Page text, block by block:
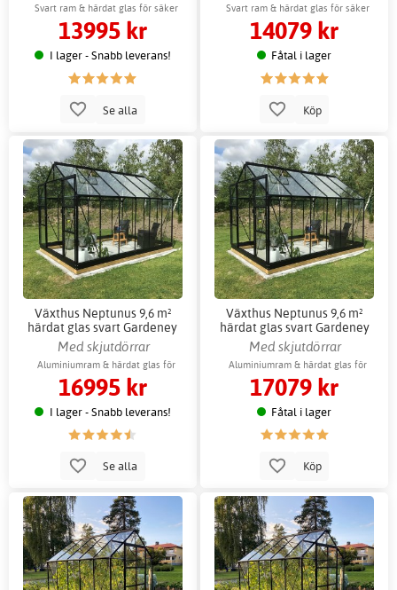
Svart ram & härdat glas för säker
odling
13995 kr
I lager - Snabb leverans!
Se alla
Svart ram & härdat glas för säker
odling
14079 kr
Fåtal i lager
Köp
Växthus Neptunus 9,6 m²
härdat glas svart Gardeney
aluminium
Med skjutdörrar
Aluminiumram & härdat glas för
hållbarhet
16995 kr
I lager - Snabb leverans!
Se alla
Växthus Neptunus 9,6 m²
härdat glas svart Gardeney
aluminium + Växthustillbehör
Med skjutdörrar
Aluminiumram & härdat glas för
hållbarhet
17079 kr
Fåtal i lager
Köp